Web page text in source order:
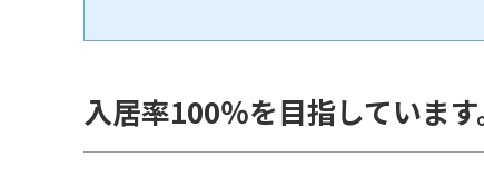
入居率100％を目指しています